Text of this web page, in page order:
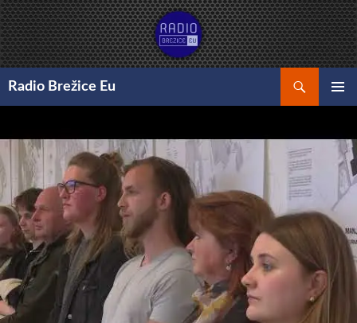
Preskoči
na
vsebino
Radio Brežice Eu